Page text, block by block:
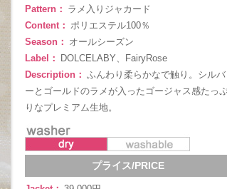
Pattern： ラメ入りジャカード
Content： ポリエステル100％
Season： オールシーズン
Label：
DOLCELABY、FairyRose
Description： ふんわり柔らかなで触り。シルバ
ーとゴールドのラメが入ったゴージャス感たっ
りなプレミアム生地。
プライス/PRICE